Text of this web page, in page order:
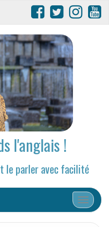
l'anglais !
le parler avec facilité
Afficher/